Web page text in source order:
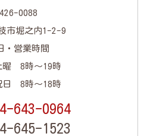
0088
市堀之内1-2-9
・営業時間
曜 8時～19時
日 8時～18時
643-0964
645-1523